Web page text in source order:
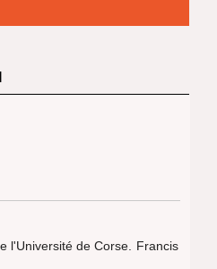
l'Université de Corse. Francis